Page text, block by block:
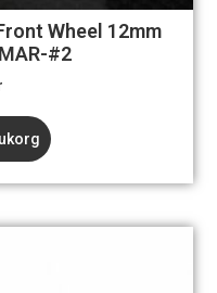
Wheel 12mm
#2